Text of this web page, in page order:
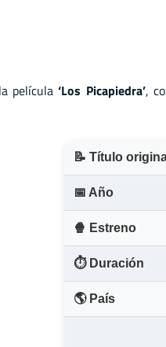
película‘Los Picapiedra’,
📝 Título
📅 Año
🍿 Estreno
⏱️ Duración
🌎 País